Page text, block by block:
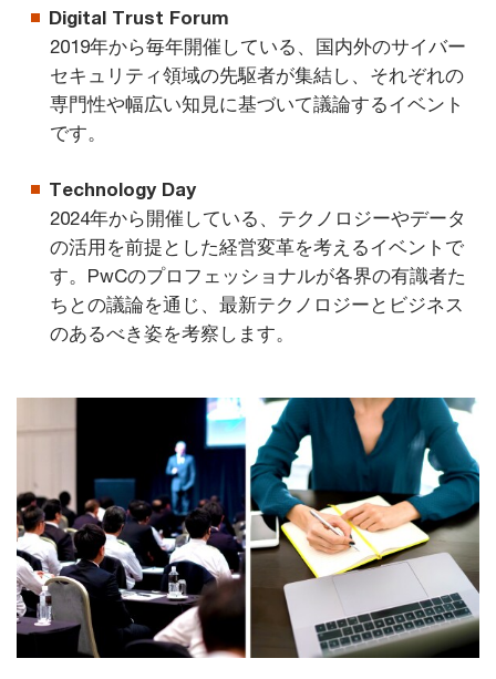
Digital Trust Forum
2019年から毎年開催している、国内外のサイバー
セキュリティ領域の先駆者が集結し、それぞれの
専門性や幅広い知見に基づいて議論するイベント
です。
Technology Day
2024年から開催している、テクノロジーやデータ
の活用を前提とした経営変革を考えるイベントで
す。PwCのプロフェッショナルが各界の有識者た
ちとの議論を通じ、最新テクノロジーとビジネス
のあるべき姿を考察します。